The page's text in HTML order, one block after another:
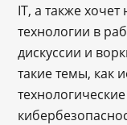
IT, а также
технологии в
дискуссии и
такие темы, как